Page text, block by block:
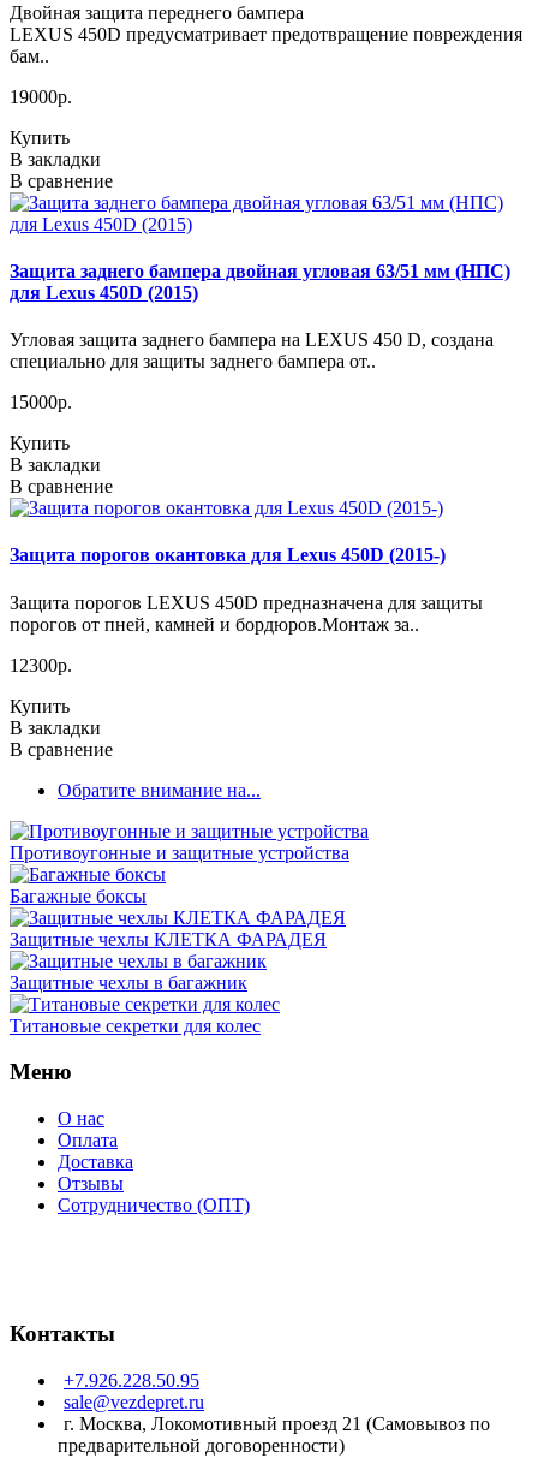
Двойная защита переднего бампера
LEXUS 450D предусматривает предотвращение повреждения
бам..
19000р.
Купить
В закладки
В сравнение
Защита заднего бампера двойная угловая 63/51 мм (НПС)
для Lexus 450D (2015)
Угловая защита заднего бампера на LEXUS 450 D, создана
специально для защиты заднего бампера от..
15000р.
Купить
В закладки
В сравнение
Защита порогов окантовка для Lexus 450D (2015-)
Защита порогов LEXUS 450D предназначена для защиты
порогов от пней, камней и бордюров.Монтаж за..
12300р.
Купить
В закладки
В сравнение
Обратите внимание на...
Противоугонные и защитные устройства
Багажные боксы
Защитные чехлы КЛЕТКА ФАРАДЕЯ
Защитные чехлы в багажник
Титановые секретки для колес
Меню
О нас
Оплата
Доставка
Отзывы
Сотрудничество (ОПТ)
Контакты
+7.926.228.50.95
sale@vezdepret.ru
г. Москва, Локомотивный проезд 21 (Самовывоз по
предварительной договоренности)